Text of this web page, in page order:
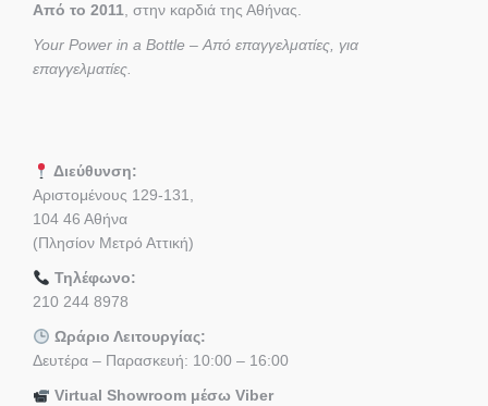
Από το 2011, στην καρδιά της Αθήνας.
Your Power in a Bottle – Από επαγγελματίες, για
επαγγελματίες.
Διεύθυνση:
Αριστομένους 129-131,
104 46 Αθήνα
(Πλησίον Μετρό Αττική)
Τηλέφωνο:
210 244 8978
Ωράριο Λειτουργίας:
Δευτέρα – Παρασκευή: 10:00 – 16:00
Virtual Showroom μέσω Viber